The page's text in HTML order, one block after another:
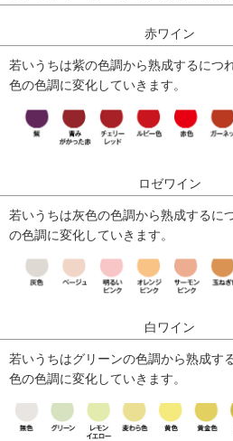
赤ワイン
若いうちは紫の色調から熟成するにつ
色の色調に変化していきます。
ロゼワイン
若いうちは灰色の色調から熟成するに
の色調に変化していきます。
白ワイン
若いうちはグリーンの色調から熟成す
色の色調に変化していきます。